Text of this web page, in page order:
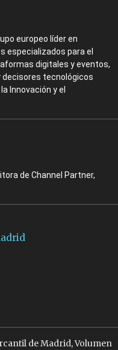
europeo líder en
especializados para el
digitales y eventos,
tecnológicos
Innovación y el
de Channel Partner,
de Madrid, Volumen